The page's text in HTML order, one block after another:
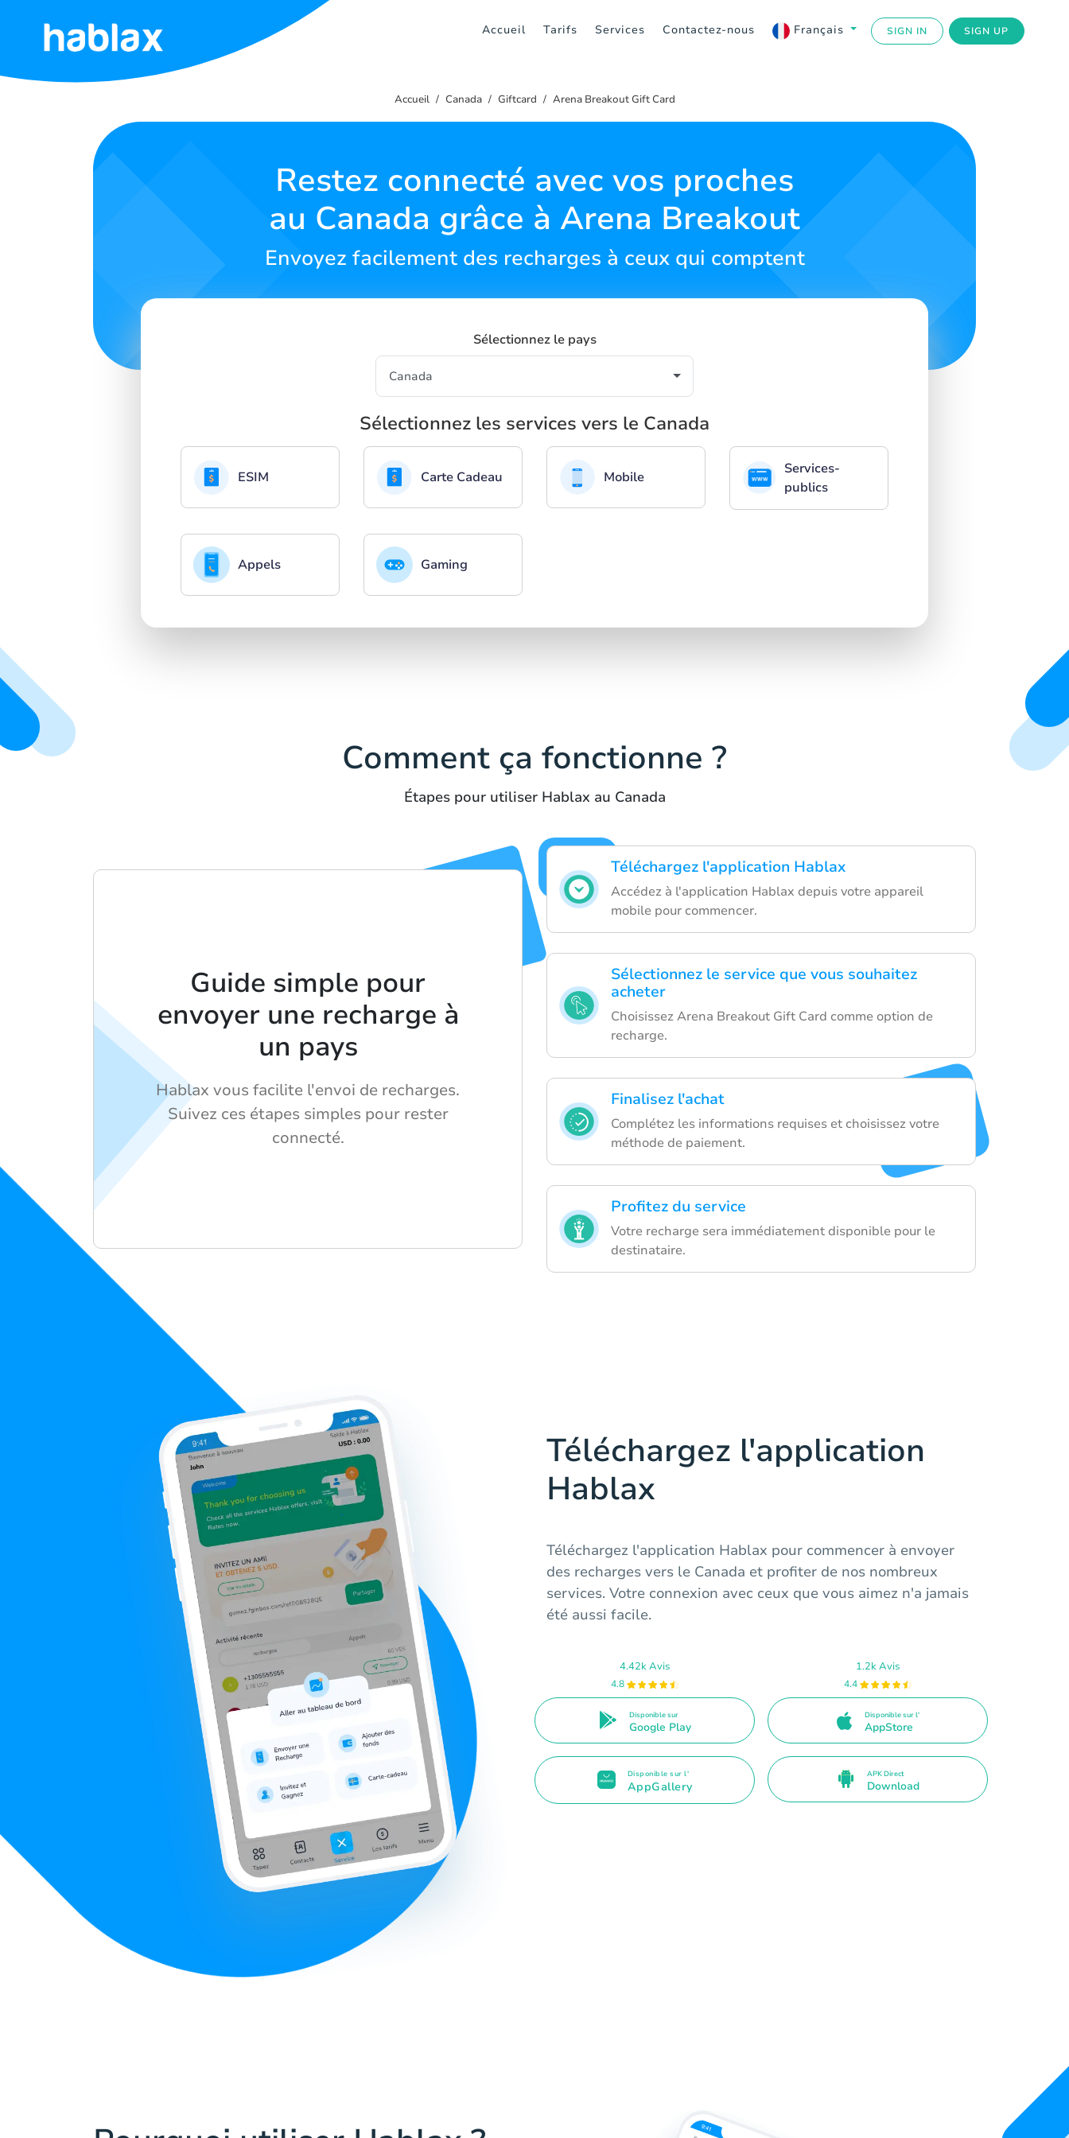
Accueil Tarifs Services Contactez-nous Français SIGN IN SIGN UP
Accueil
Accueil Canada Giftcard Arena Breakout Gift Card
Restez connecté avec vos proches
au Canada grâce à Arena Breakout
Envoyez facilement des recharges à ceux qui comptent
Sélectionnez le pays
Sélectionnez les services vers le Canada
ESIM Carte Cadeau Mobile
Services-
publics
Appels Gaming
Comment ça fonctionne ?
Étapes pour utiliser Hablax au Canada
Téléchargez l'application Hablax
Accédez à l'application Hablax depuis votre appareil
mobile pour commencer.
Sélectionnez le service que vous souhaitez
acheter
Choisissez Arena Breakout Gift Card comme option de
recharge.
Finalisez l'achat
Complétez les informations requises et choisissez votre
méthode de paiement.
Profitez du service
Votre recharge sera immédiatement disponible pour le
destinataire.
Guide simple pour
envoyer une recharge à
un pays
Hablax vous facilite l'envoi de recharges.
Suivez ces étapes simples pour rester
connecté.
Téléchargez l'application
Hablax
Téléchargez l'application Hablax pour commencer à envoyer
des recharges vers le Canada et profiter de nos nombreux
services. Votre connexion avec ceux que vous aimez n'a jamais
été aussi facile.
4.42k Avis
4.8
Disponible sur
Google Play
1.2k Avis
4.4
Disponible sur l'
AppStore
Disponible sur l'
AppGallery
APK Direct
Download